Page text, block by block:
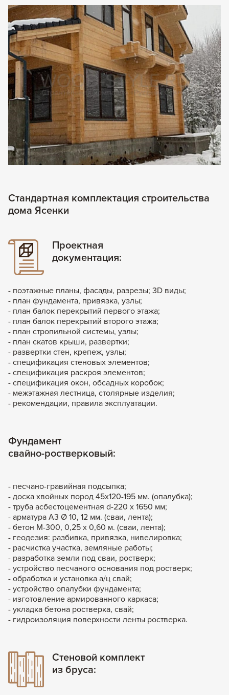
Стандартная комплектация строительства
дома Ясенки
Проектная
документация:
- поэтажные планы, фасады, разрезы; 3D виды;
- план фундамента, привязка, узлы;
- план балок перекрытий первого этажа;
- план балок перекрытий второго этажа;
- план стропильной системы, узлы;
- план скатов крыши, развертки;
- развертки стен, крепеж, узлы;
- спецификация стеновых элементов;
- спецификация раскроя элементов;
- спецификация окон, обсадных коробок;
- межэтажная лестница, столярные изделия;
- рекомендации, правила эксплуатации.
Фундамент
свайно-ростверковый:
- песчано-гравийная подсыпка;
- доска хвойных пород 45х120-195 мм. (опалубка);
- труба асбестоцементная d-220 х 1650 мм;
- арматура А3 Ø 10, 12 мм. (сваи, лента);
- бетон М-300, 0,25 х 0,60 м. (сваи, лента);
- геодезия: разбивка, привязка, нивелировка;
- расчистка участка, земляные работы;
- разработка земли под сваи, ростверк;
- устройство песчаного основания под ростверк;
- обработка и установка а/ц свай;
- устройство опалубки фундамента;
- изготовление армированного каркаса;
- укладка бетона ростверка, свай;
- гидроизоляция поверхности ленты ростверка.
Стеновой комплект
из бруса: